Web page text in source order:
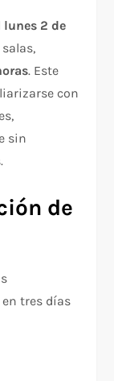
lunes 2 de
. Este
con
sin
de
tres días